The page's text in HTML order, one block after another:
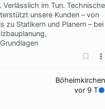
Verlässlich im Tun. Technische
unsere Kunden – von
zu Statikern und Planern – bei
Böheimkirchen
vor 9 T